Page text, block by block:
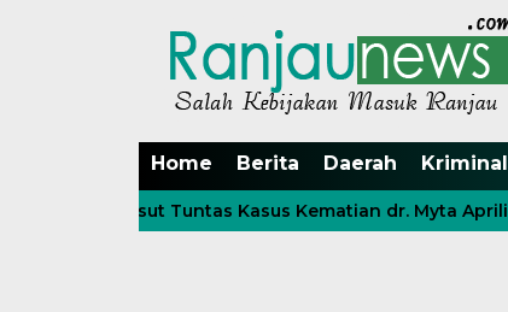
Home Berita Daerah Kriminal
Usut Tuntas Kasus Kematian dr. Myta Aprilia Azmy